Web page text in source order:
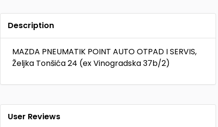
Description
MAZDA PNEUMATIK POINT AUTO OTPAD I SERVIS,
Željka Tonšića 24 (ex Vinogradska 37b/2)
User Reviews